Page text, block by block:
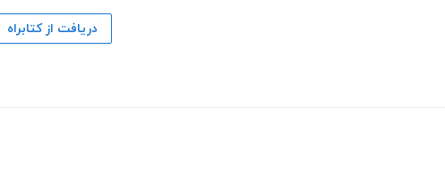
دریافت از کتابراه